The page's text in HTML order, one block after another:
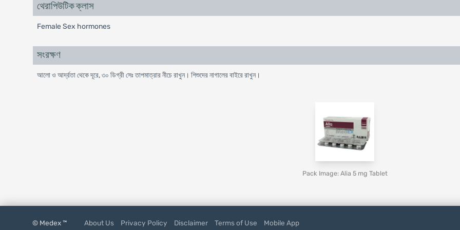
থেরাপিউটিক ক্লাস
Female Sex hormones
সংরক্ষণ
আলো ও আর্দ্রতা থেকে দূরে, ৩০ ডিগ্রী সেঃ তাপমাত্রার নীচে রাখুন। শিশুদের নাগালের বাইরে রাখুন।
Pack Image: Alia 5 mg Tablet
© Medex ™ About Us Privacy Policy Disclaimer Terms of Use Mobile App